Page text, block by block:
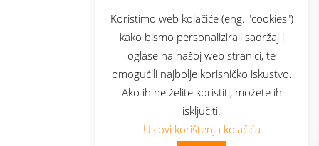
Koristimo web kolačiće (eng. "cookies")
kako bismo personalizirali sadržaj i
oglase na našoj web stranici, te
omogućili najbolje korisničko iskustvo.
Ako ih ne želite koristiti, možete ih
isključiti.
Uslovi korištenja kolačića
Prijava za newsletter